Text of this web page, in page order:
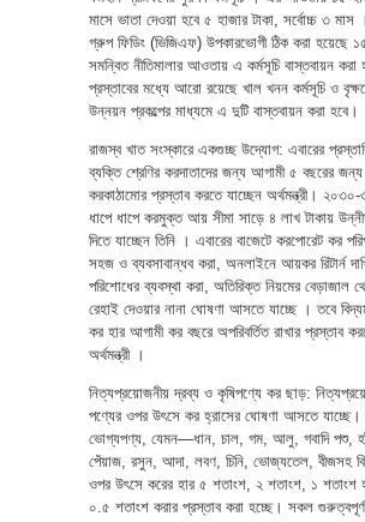
মাসে ভাতা দেওয়া হবে ৫ হাজার টাকা, সর্বোচ্চ ৩ মাস
গ্রুপ ফিডিং (ভিজিএফ) উপকারভোগী ঠিক করা হয়েছে
সমন্বিত নীতিমালার আওতায় এ কর্মসূচি বাস্তবায়ন
প্রস্তাবের মধ্যে আরো রয়েছে খাল খনন কর্মসূচি ও
উন্নয়ন প্রকল্পের মাধ্যমে এ দুটি বাস্তবায়ন করা হবে।
রাজস্ব খাত সংস্কারে একগুচ্ছ উদ্যোগ: এবারের
ব্যক্তি শ্রেণির করদাতাদের জন্য আগামী ৫ বছরের জন্য
করকাঠামোর প্রস্তাব করতে যাচ্ছেন অর্থমন্ত্রী। ২০৩০-
ধাপে ধাপে করমুক্ত আয় সীমা সাড়ে ৪ লাখ টাকায়
দিতে যাচ্ছেন তিনি । এবারের বাজেটে করপোরেট কর
সহজ ও ব্যবসাবান্ধব করা, অনলাইনে আয়কর রিটার্ন
পরিশোধের ব্যবস্থা করা, অতিরিক্ত নিয়মের বেড়াজাল
রেহাই দেওয়ার নানা ঘোষণা আসতে যাচ্ছে । তবে
কর হার আগামী কর বছরে অপরিবর্তিত রাখার প্রস্তাব
অর্থমন্ত্রী ।
নিত্যপ্রয়োজনীয় দ্রব্য ও কৃষিপণ্যে কর ছাড়:
পণ্যের ওপর উৎসে কর হ্রাসের ঘোষণা আসতে
ভোগ্যপণ্য, যেমন—ধান, চাল, গম, আলু, গবাদি পশু,
পেঁয়াজ, রসুন, আদা, লবণ, চিনি, ভোজ্যতেল, বীজসহ
ওপর উৎসে করের হার ৫ শতাংশ, ২ শতাংশ, ১ শতাংশ
০.৫ শতাংশ করার প্রস্তাব করা হচ্ছে। সকল